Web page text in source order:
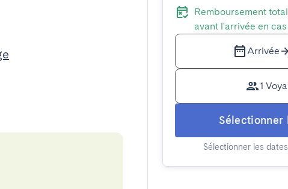
Remboursement
avant l'arrivée en
Arrivée
1
Sélectionner
Sélectionner les